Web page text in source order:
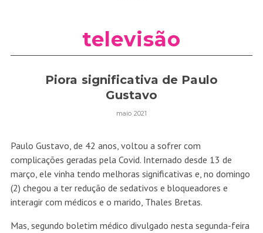
televisão
Piora significativa de Paulo
Gustavo
maio 2021
Paulo Gustavo, de 42 anos, voltou a sofrer com
complicações geradas pela Covid. Internado desde 13 de
março, ele vinha tendo melhoras significativas e, no domingo
(2) chegou a ter redução de sedativos e bloqueadores e
interagir com médicos e o marido, Thales Bretas.
Mas, segundo boletim médico divulgado nesta segunda-feira